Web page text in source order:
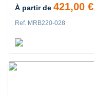
À partir de 421,00 €
Ref. MRB220-028